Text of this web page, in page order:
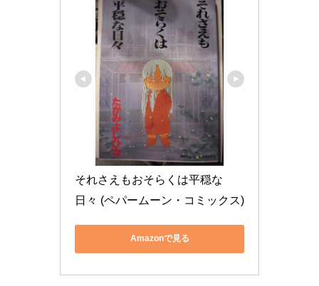
それさえもおそらくは平穏な
日々 (ペパームーン・コミックス)
Amazonで見る